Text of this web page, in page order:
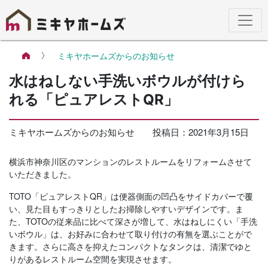
ミキヤホームズからのお知らせ
水はねしない手洗いボウルが付けら
れる「ピュアレストQR」
ミキヤホームズからのお知らせ 投稿日： 2021年3月15日
横浜市神奈川区のマンションのレストルームをリフォームさせて
いただきました。
TOTO「ピュアレストQR」は便器側面の凹凸をサイドカバーで覆
い、見た目もすっきりとしたお掃除しやすいデザインです。ま
た、TOTOの従来品に比べて深さが増して、水はねしにくい「手洗
いボウル」は、お好みに合わせて取り付けの有無を選ぶことがで
きます。さらに高さを抑えたコンパクトなタンクは、清潔でゆと
りがあるレストルーム空間を実現させます。